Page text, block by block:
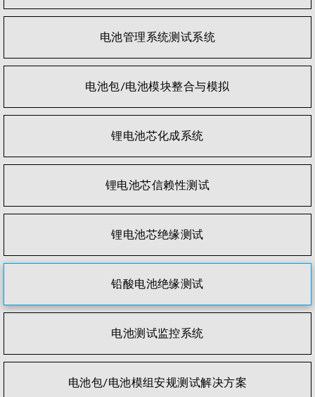
电池管理系统测试系统
电池包/电池模块整合与模拟
锂电池芯化成系统
锂电池芯信赖性测试
锂电池芯绝缘测试
铅酸电池绝缘测试
电池测试监控系统
电池包/电池模组安规测试解决方案